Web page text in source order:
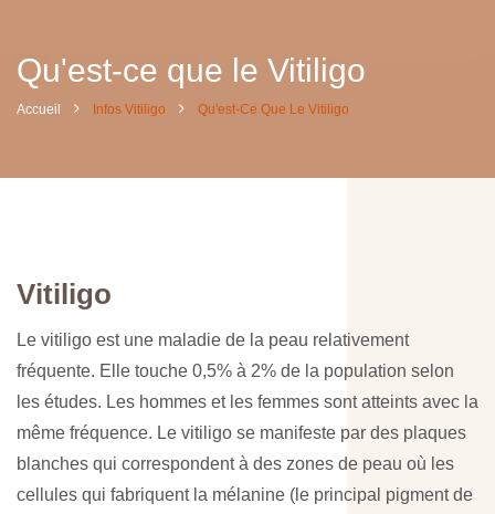
Qu'est-ce que le Vitiligo
Accueil Infos Vitiligo Qu'est-Ce Que Le Vitiligo
Vitiligo
Le vitiligo est une maladie de la peau relativement
fréquente. Elle touche 0,5% à 2% de la population selon
les études. Les hommes et les femmes sont atteints avec la
même fréquence. Le vitiligo se manifeste par des plaques
blanches qui correspondent à des zones de peau où les
cellules qui fabriquent la mélanine (le principal pigment de